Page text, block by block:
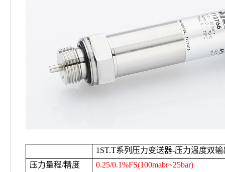
1ST.T系列压力变送器-压力温度双输
压力量程/精度
0.25/0.1%FS(100mabr~25bar)